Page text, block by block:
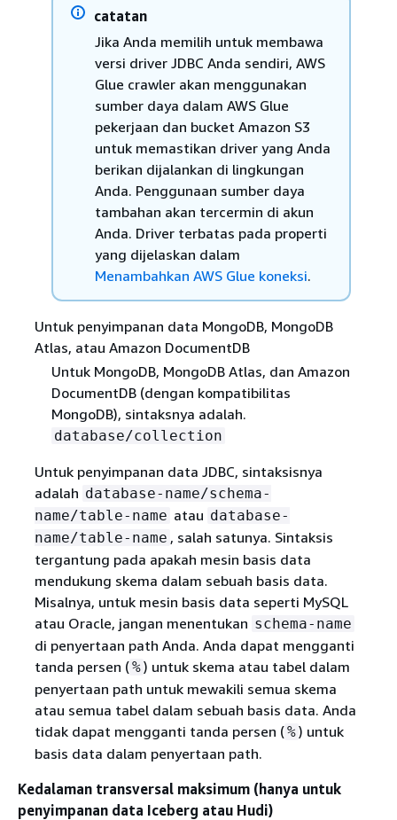
catatan
Jika Anda memilih untuk membawa
versi driver JDBC Anda sendiri, AWS
Glue crawler akan menggunakan
sumber daya dalam AWS Glue
pekerjaan dan bucket Amazon S3
untuk memastikan driver yang Anda
berikan dijalankan di lingkungan
Anda. Penggunaan sumber daya
tambahan akan tercermin di akun
Anda. Driver terbatas pada properti
yang dijelaskan dalam
Menambahkan AWS Glue koneksi.
Untuk penyimpanan data MongoDB, MongoDB
Atlas, atau Amazon DocumentDB
Untuk MongoDB, MongoDB Atlas, dan Amazon
DocumentDB (dengan kompatibilitas
MongoDB), sintaksnya adalah.
database/collection
Untuk penyimpanan data JDBC, sintaksisnya
adalah database-name/schema-
name/table-name atau database-
name/table-name , salah satunya. Sintaksis
tergantung pada apakah mesin basis data
mendukung skema dalam sebuah basis data.
Misalnya, untuk mesin basis data seperti MySQL
atau Oracle, jangan menentukan schema-name
di penyertaan path Anda. Anda dapat mengganti
tanda persen (%) untuk skema atau tabel dalam
penyertaan path untuk mewakili semua skema
atau semua tabel dalam sebuah basis data. Anda
tidak dapat mengganti tanda persen (%) untuk
basis data dalam penyertaan path.
Kedalaman transversal maksimum (hanya untuk
penyimpanan data Iceberg atau Hudi)